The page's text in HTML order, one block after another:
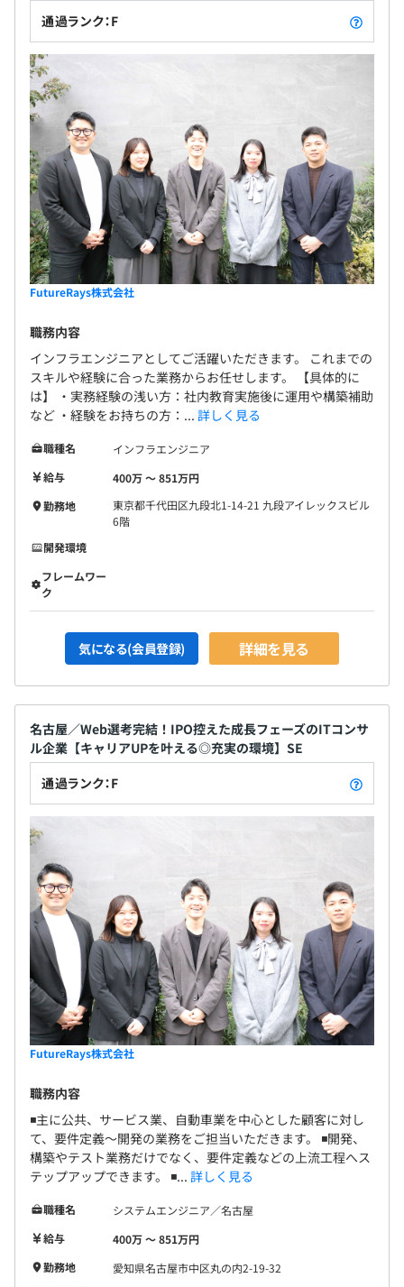
通過ランク：F
FutureRays株式会社
職務内容
インフラエンジニアとしてご活躍いただきます。 これまでの
スキルや経験に合った業務からお任せします。 【具体的に
は】 ・実務経験の浅い方：社内教育実施後に運用や構築補助
など ・経験をお持ちの方：... 詳しく見る
職種名
インフラエンジニア
給与
400万 〜 851万円
勤務地
東京都千代田区九段北1-14-21 九段アイレックスビル
6階
開発環境
フレームワー
ク
気になる(会員登録) 詳細を見る
名古屋／Web選考完結！IPO控えた成長フェーズのITコンサ
ル企業【キャリアUPを叶える◎充実の環境】SE
通過ランク：F
FutureRays株式会社
職務内容
◾️主に公共、サービス業、自動車業を中心とした顧客に対し
て、要件定義～開発の業務をご担当いただきます。 ◾️開発、
構築やテスト業務だけでなく、要件定義などの上流工程へス
テップアップできます。 ◾... 詳しく見る
職種名
システムエンジニア／名古屋
給与
400万 〜 851万円
勤務地
愛知県名古屋市中区丸の内2-19-32